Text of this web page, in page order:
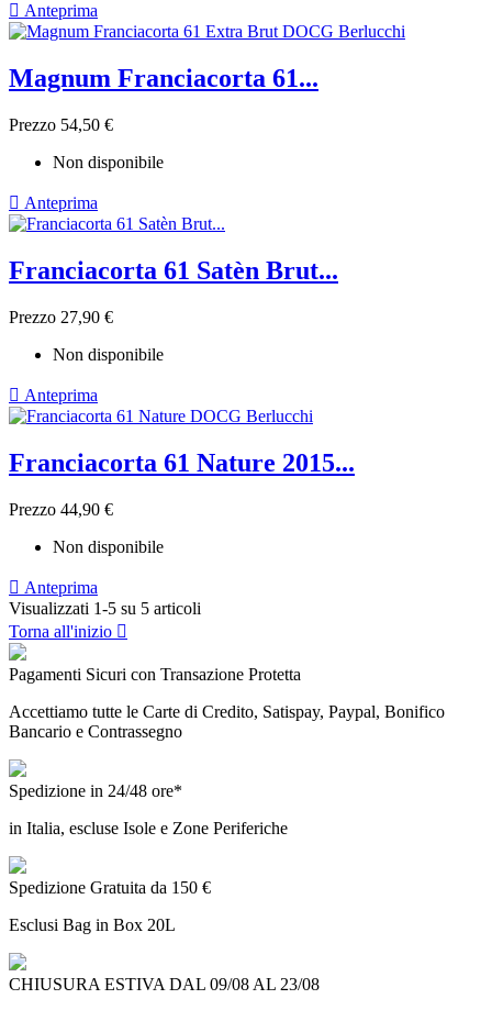
 Anteprima
Magnum Franciacorta 61...
Prezzo 54,50 €
Non disponibile
 Anteprima
Franciacorta 61 Satèn Brut...
Prezzo 27,90 €
Non disponibile
 Anteprima
Franciacorta 61 Nature 2015...
Prezzo 44,90 €
Non disponibile
 Anteprima
Visualizzati 1-5 su 5 articoli
Torna all'inizio 
Pagamenti Sicuri con Transazione Protetta
Accettiamo tutte le Carte di Credito, Satispay, Paypal, Bonifico
Bancario e Contrassegno
Spedizione in 24/48 ore*
in Italia, escluse Isole e Zone Periferiche
Spedizione Gratuita da 150 €
Esclusi Bag in Box 20L
CHIUSURA ESTIVA DAL 09/08 AL 23/08